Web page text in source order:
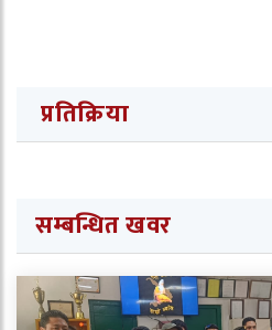
प्रतिक्रिया
सम्बन्धित खवर